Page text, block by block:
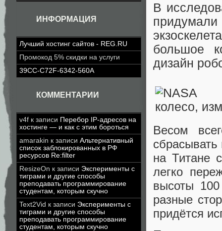
ИНФОРМАЦИЯ
Лучший хостинг сайтов - REG.RU
Промокод 5% скидки на услуги
39CC-C72F-6342-560A
КОММЕНТАРИИ
v4f к записи Перебор IP-адресов на
хостинге — и как с этим бороться
amarakin к записи Альтернативный
список заблокированных в РФ
ресурсов Re:filter
ResizeOn к записи Эксперименты с
тиграми и другие способы
преподавать программирование
студентам, которым скучно
Text2Vid к записи Эксперименты с
тиграми и другие способы
преподавать программирование
студентам, которым скучно
В
придумали
большое
дизайн
Весом
на Титане
легко
высоты
разные
придётся